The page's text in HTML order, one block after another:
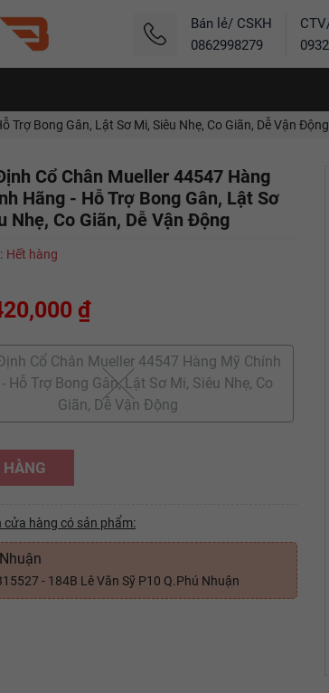
Bán lẻ/ CSKH
0862998279
Bong Gân, Lật Sơ Mi, Siêu Nhẹ, Co Giãn, Dễ Vận Động
Cổ Chân Mueller 44547 Hàng
Hãng - Hỗ Trợ Bong Gân, Lật Sơ
Nhẹ, Co Giãn, Dễ Vận Động
Hết hàng
₫
Cổ Chân Mueller 44547 Hàng Mỹ Chính
Hỗ Trợ Bong Gân, Lật Sơ Mi, Siêu Nhẹ, Co
Giãn, Dễ Vận Động
HÀNG
cửa hàng có sản phẩm:
- 184B Lê Văn Sỹ P10 Q.Phú Nhuận